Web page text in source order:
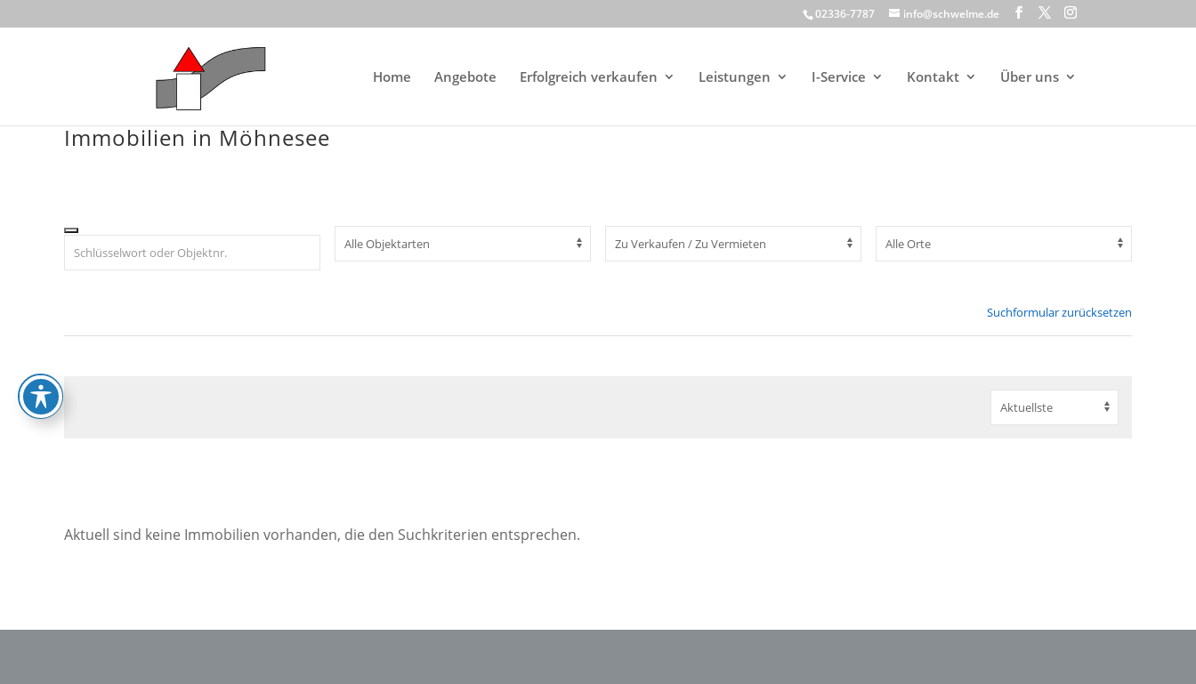
to
02336-7787 info@schwelme.de
Home Angebote Erfolgreich verkaufen Leistungen I-Service Kontakt Über uns
Immobilien in Möhnesee
Suchformular zurücksetzen
Aktuell sind keine Immobilien vorhanden, die den Suchkriterien entsprechen.